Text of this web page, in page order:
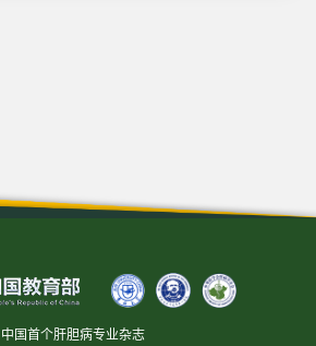
中国首个肝胆病专业杂志